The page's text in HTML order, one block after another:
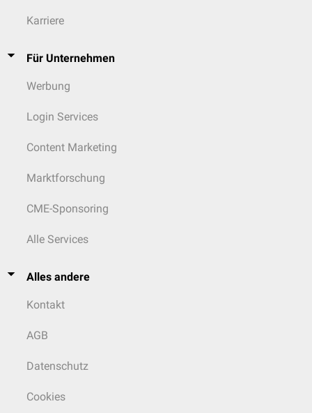
Karriere
Für Unternehmen
Werbung
Login Services
Content Marketing
Marktforschung
CME-Sponsoring
Alle Services
Alles andere
Kontakt
AGB
Datenschutz
Cookies